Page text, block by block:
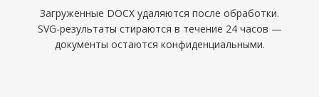
Загруженные DOCX удаляются после обработки.
SVG-результаты стираются в течение 24 часов —
документы остаются конфиденциальными.